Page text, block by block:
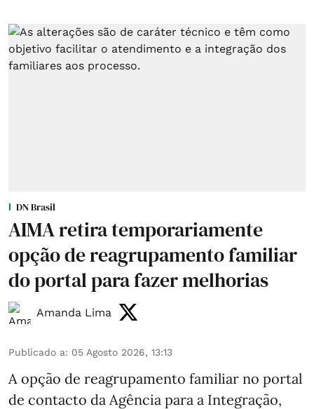
DN Brasil
AIMA retira temporariamente
opção de reagrupamento familiar
do portal para fazer melhorias
Amanda Lima
Publicado a: 05 Agosto 2026, 13:13
A opção de reagrupamento familiar no portal
de contacto da Agência para a Integração,